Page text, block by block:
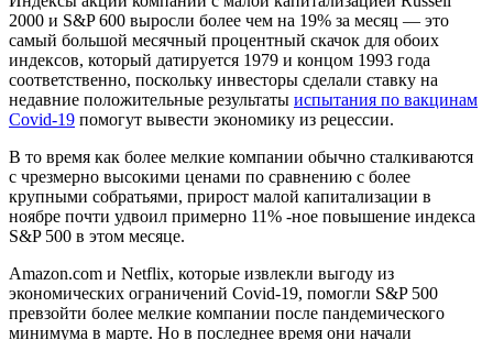
2000 и S&P 600 выросли более чем на 19% за месяц — это
самый большой месячный процентный скачок для обоих
индексов, который датируется 1979 и концом 1993 года
соответственно, поскольку инвесторы сделали ставку на
недавние положительные результаты испытания по вакцинам
Covid-19 помогут вывести экономику из рецессии.
В то время как более мелкие компании обычно сталкиваются
с чрезмерно высокими ценами по сравнению с более
крупными собратьями, прирост малой капитализации в
ноябре почти удвоил примерно 11% -ное повышение индекса
S&P 500 в этом месяце.
Amazon.com и Netflix, которые извлекли выгоду из
экономических ограничений Covid-19, помогли S&P 500
превзойти более мелкие компании после пандемического
минимума в марте. Но в последнее время они начали